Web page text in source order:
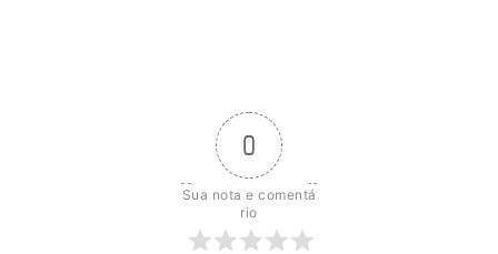
0
Sua nota e comentá
rio